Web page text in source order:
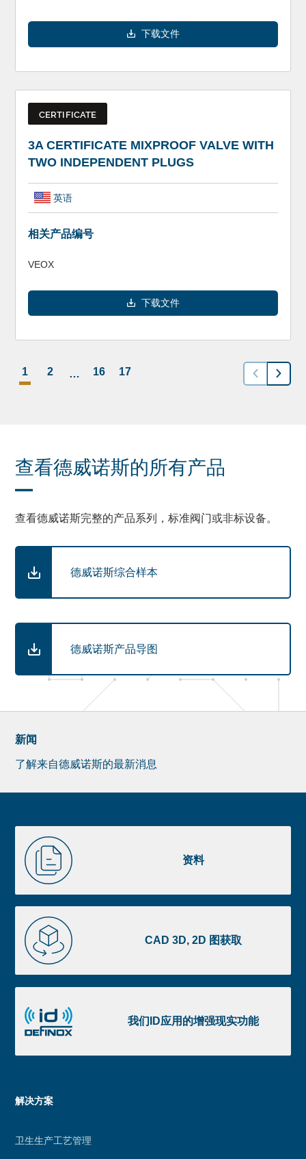
下载文件
CERTIFICATE
3A CERTIFICATE MIXPROOF VALVE WITH
TWO INDEPENDENT PLUGS
英语
相关产品编号
VEOX
下载文件
1 2 … 16 17
查看德威诺斯的所有产品
查看德威诺斯完整的产品系列，标准阀门或非标设备。
德威诺斯综合样本
德威诺斯产品导图
新闻
了解来自德威诺斯的最新消息
footer
image
footer
资料
料
CAD 3D, 2D 图获取
CAD
3D,
2D
图
取
我们ID应用的增强现实功能
们
ID
应
的
强
Menu
解决方案
卫生生产工艺管理